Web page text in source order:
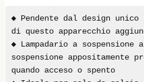
◆ Pendente dal design
di questo apparecchio
◆ Lampadario a
sospensione
quando acceso o spento